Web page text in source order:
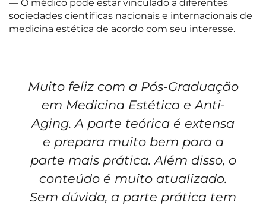
— O médico pode estar vinculado a diferentes
sociedades científicas nacionais e internacionais de
medicina estética de acordo com seu interesse.
Muito feliz com a Pós-Graduação
em Medicina Estética e Anti-
Aging. A parte teórica é extensa
e prepara muito bem para a
parte mais prática. Além disso, o
conteúdo é muito atualizado.
Sem dúvida, a parte prática tem